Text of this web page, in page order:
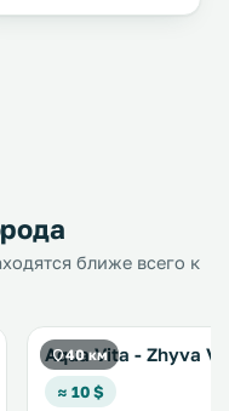
ближе всего к
40 км
Aqua Vita - Zhyva
≈ 10 $